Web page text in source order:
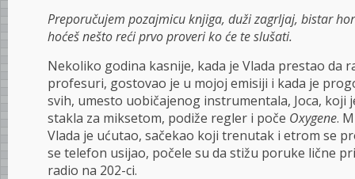
Preporučujem pozajmicu knjiga, duži zagrljaj, bistar
hoćeš nešto reći prvo proveri ko će te slušati.
Nekoliko godina kasnije, kada je Vlada prestao da
profesuri, gostovao je u mojoj emisiji i kada je
svih, umesto uobičajenog instrumentala, Joca, koji
stakla za miksetom, podiže regler i poče Oxygene.
Vlada je ućutao, sačekao koji trenutak i etrom se
se telefon usijao, počele su da stižu poruke lične
radio na 202-ci.